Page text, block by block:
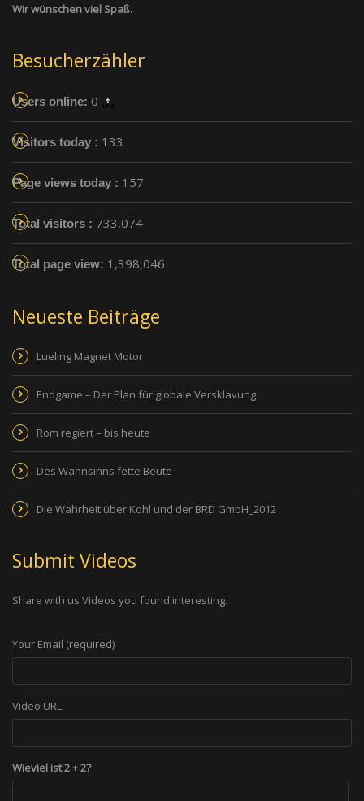
Wir wünschen viel Spaß.
Besucherzähler
Users online: 0
Visitors today : 133
Page views today : 157
Total visitors : 733,074
Total page view: 1,398,046
Neueste Beiträge
Lueling Magnet Motor
Endgame – Der Plan für globale Versklavung
Rom regiert – bis heute
Des Wahnsinns fette Beute
Die Wahrheit über Kohl und der BRD GmbH_2012
Submit Videos
Share with us Videos you found interesting.
Your Email (required)
Video URL
Wieviel ist 2 + 2?